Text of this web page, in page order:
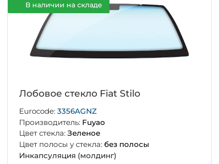
В наличии на складе
Лобовое стекло Fiat Stilo
Eurocode: 3356AGNZ
Производитель: Fuyao
Цвет стекла: Зеленое
Цвет полосы у стекла: без полосы
Инкапсуляция (молдинг)